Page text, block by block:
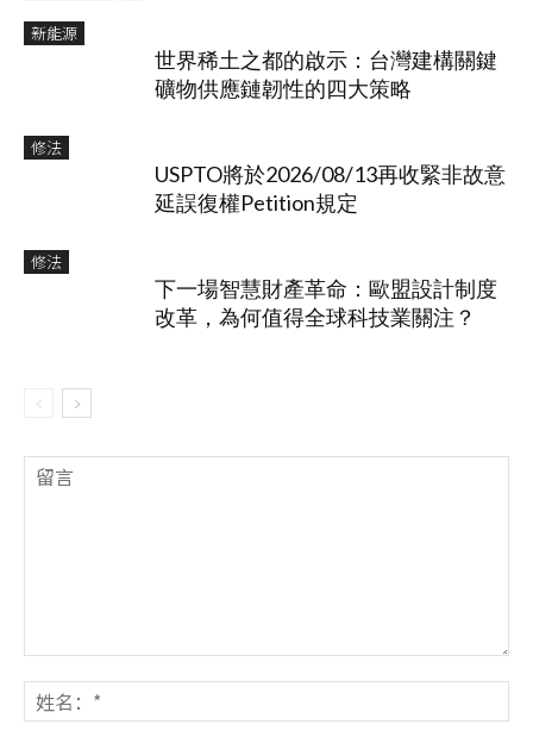
新能源
世界稀土之都的啟示：台灣建構關鍵
礦物供應鏈韌性的四大策略
修法
USPTO將於2026/08/13再收緊非故意
延誤復權Petition規定
修法
下一場智慧財產革命：歐盟設計制度
改革，為何值得全球科技業關注？